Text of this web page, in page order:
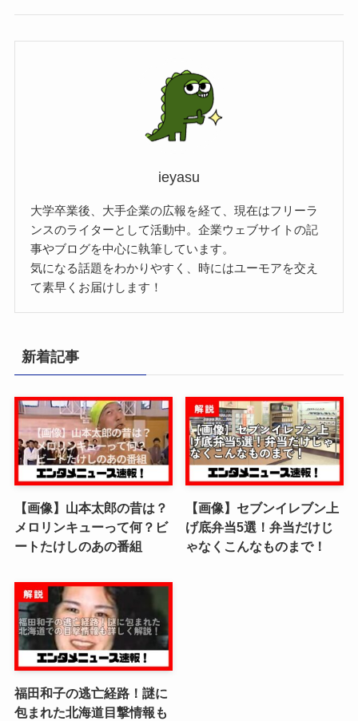
ieyasu
大学卒業後、大手企業の広報を経て、現在はフリーラ
ンスのライターとして活動中。企業ウェブサイトの記
事やブログを中心に執筆しています。
気になる話題をわかりやすく、時にはユーモアを交え
て素早くお届けします！
新着記事
【画像】山本太郎の昔は？
メロリンキューって何？ビ
ートたけしのあの番組
【画像】セブンイレブン上
げ底弁当5選！弁当だけじ
ゃなくこんなものまで！
福田和子の逃亡経路！謎に
包まれた北海道目撃情報も